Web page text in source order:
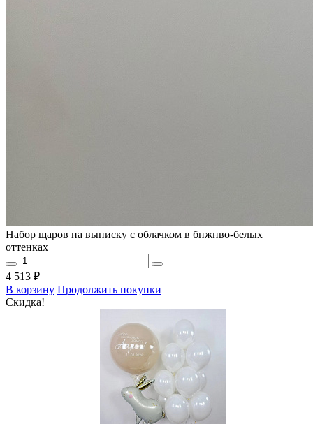
Набор щаров на выписку с облачком в бнжнво-белых
оттенках
4 513 ₽
В корзину Продолжить покупки
Скидка!